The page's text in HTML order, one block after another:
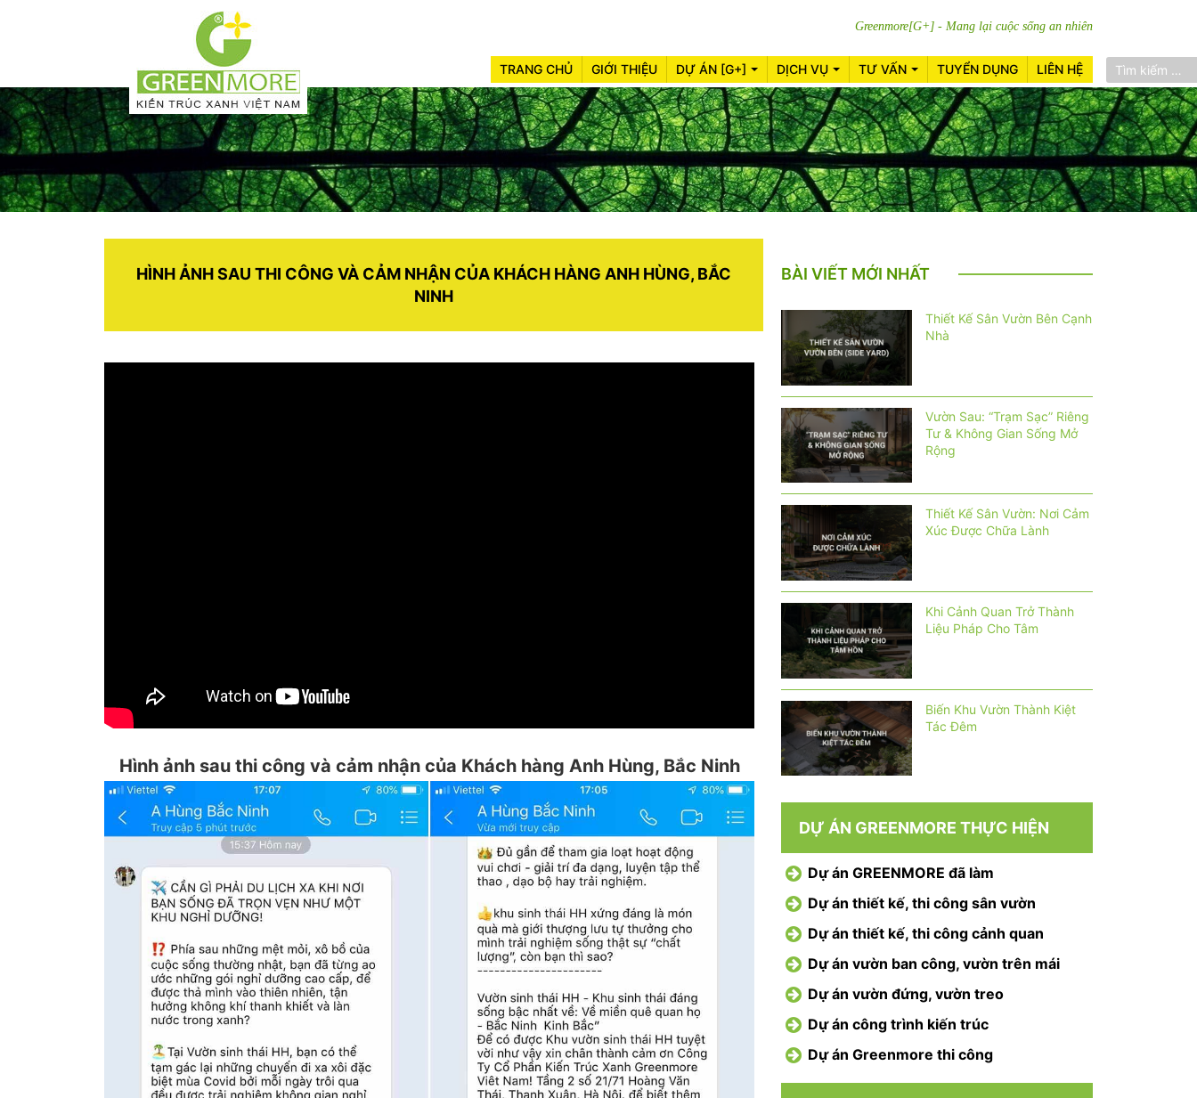
Greenmore[G+] - Mang lại cuộc sống an nhiên
TRANG CHỦ GIỚI THIỆU DỰ ÁN [G+] DỊCH VỤ TƯ VẤN TUYỂN DỤNG LIÊN HỆ
HÌNH ẢNH SAU THI CÔNG VÀ CẢM NHẬN CỦA KHÁCH HÀNG ANH HÙNG, BẮC
NINH
Hình ảnh sau thi công và cảm nhận của Khách hàng Anh Hùng, Bắc Ninh
BÀI VIẾT MỚI NHẤT
Thiết Kế Sân Vườn Bên Cạnh
Nhà
Vườn Sau: “Trạm Sạc” Riêng
Tư & Không Gian Sống Mở
Rộng
Thiết Kế Sân Vườn: Nơi Cảm
Xúc Được Chữa Lành
Khi Cảnh Quan Trở Thành
Liệu Pháp Cho Tâm
Biến Khu Vườn Thành Kiệt
Tác Đêm
DỰ ÁN GREENMORE THỰC HIỆN
Dự án GREENMORE đã làm
Dự án thiết kế, thi công sân vườn
Dự án thiết kế, thi công cảnh quan
Dự án vườn ban công, vườn trên mái
Dự án vườn đứng, vườn treo
Dự án công trình kiến trúc
Dự án Greenmore thi công